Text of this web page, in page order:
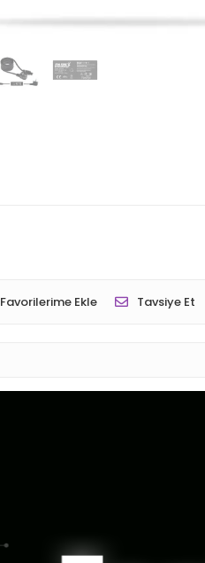
Favorilerime Ekle Tavsiye Et